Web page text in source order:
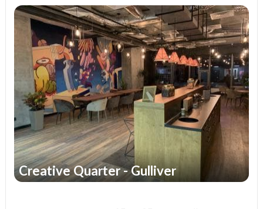
Creative Quarter - Gulliver